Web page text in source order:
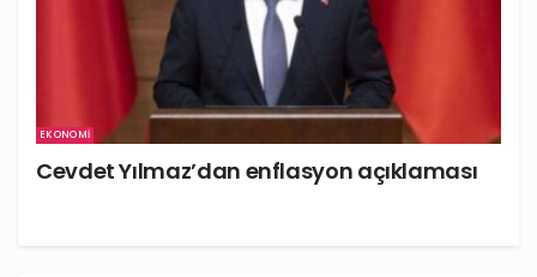
EKONOMI
Cevdet Yılmaz’dan enflasyon açıklaması